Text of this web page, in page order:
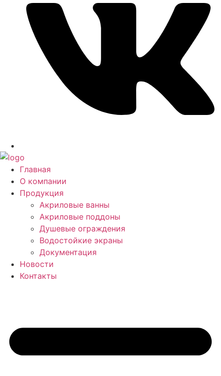
Главная
О компании
Продукция
Акриловые ванны
Акриловые поддоны
Душевые ограждения
Водостойкие экраны
Документация
Новости
Контакты